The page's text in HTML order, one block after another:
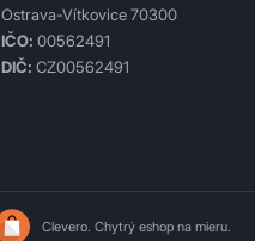
Ostrava-Vítkovice 70300
IČO: 00562491
DIČ: CZ00562491
Clevero. Chytrý eshop na mieru.